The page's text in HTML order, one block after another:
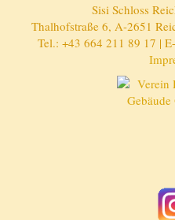
Sisi Schloss
Thalhofstraße 6, A-2651
Tel.: +43 664 211 89 17 |